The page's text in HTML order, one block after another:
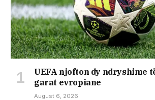
UEFA njofton dy ndryshime
garat evropiane
August 6, 2026